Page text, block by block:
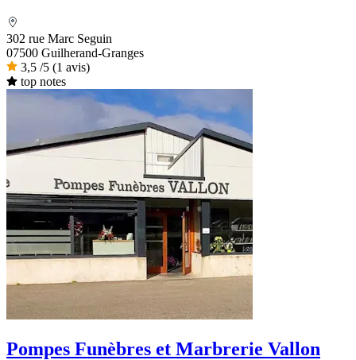
302 rue Marc Seguin
07500 Guilherand-Granges
3,5 /5 (1 avis)
top notes
Pompes Funèbres et Marbrerie Vallon